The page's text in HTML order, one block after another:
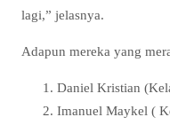
lagi,” jelasnya.
Adapun mereka yang
Daniel Kristian
Imanuel Maykel (